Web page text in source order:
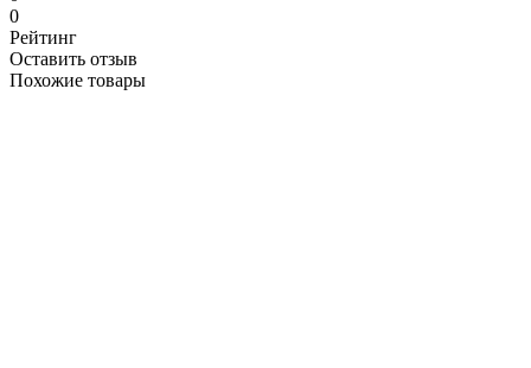
0
Рейтинг
Оставить отзыв
Похожие товары